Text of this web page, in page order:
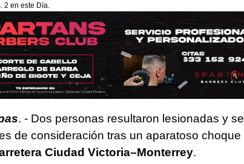
2 en este Día.
. - Dos personas resultaron lesionadas y se
de consideración tras un aparatoso choque
Ciudad Victoria–Monterrey.